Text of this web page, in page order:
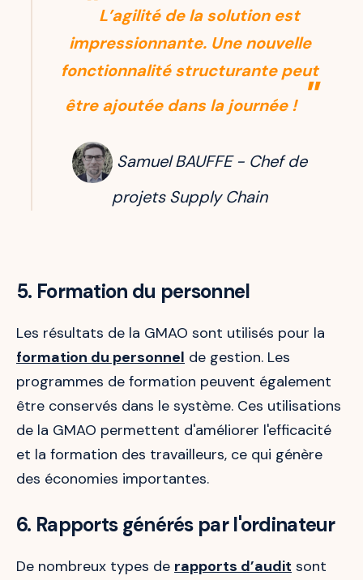
L’agilité de la solution est
impressionnante. Une nouvelle
fonctionnalité structurante peut
être ajoutée dans la journée ! "
Samuel BAUFFE - Chef de
projets Supply Chain
5. Formation du personnel
Les résultats de la GMAO sont utilisés pour la
formation du personnel de gestion. Les
programmes de formation peuvent également
être conservés dans le système. Ces utilisations
de la GMAO permettent d'améliorer l'efficacité
et la formation des travailleurs, ce qui génère
des économies importantes.
6. Rapports générés par l'ordinateur
De nombreux types de rapports d’audit sont